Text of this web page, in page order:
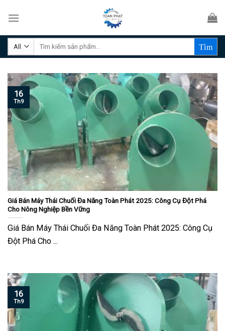
Tìm
Giá Bán Máy Thái Chuối Đa Năng Toàn Phát 2025: Công Cụ Đột Phá
Cho Nông Nghiệp Bền Vững
Giá Bán Máy Thái Chuối Đa Năng Toàn Phát 2025: Công Cụ
Đột Phá Cho ...
16
Th9
16
Th9